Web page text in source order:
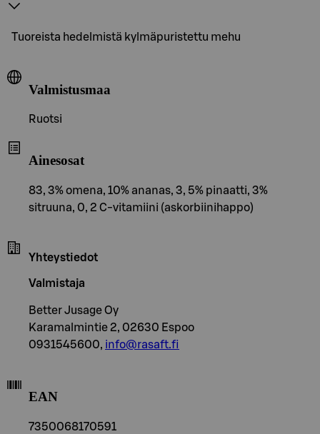
Tuoreista hedelmistä kylmäpuristettu mehu
Valmistusmaa
Ruotsi
Ainesosat
83, 3% omena, 10% ananas, 3, 5% pinaatti, 3%
sitruuna, 0, 2 C-vitamiini (askorbiinihappo)
Yhteystiedot
Valmistaja
Better Jusage Oy
Karamalmintie 2, 02630 Espoo
0931545600, info@rasaft.fi
EAN
7350068170591